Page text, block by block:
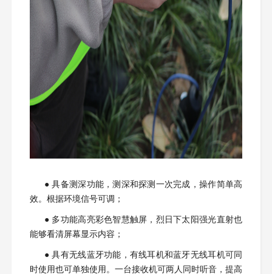
● 具备测深功能，测深和探测一次完成，操作简单高
效。根据环境信号可调；
● 多功能高亮彩色智慧触屏，烈日下太阳强光直射也
能够看清屏幕显示内容；
● 具有无线蓝牙功能，有线耳机和蓝牙无线耳机可同
时使用也可单独使用。一台接收机可两人同时听音，提高